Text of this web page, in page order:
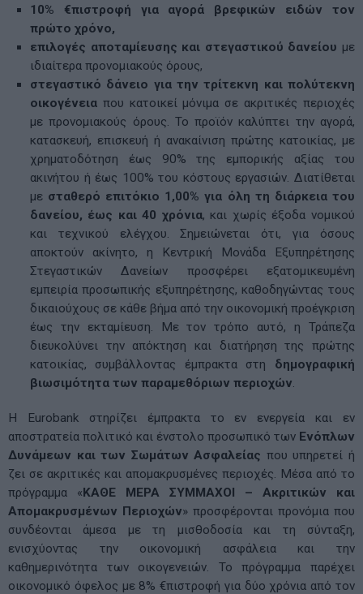
10% €πιστροφή για αγορά βρεφικών ειδών τον
πρώτο χρόνο,
επιλογές αποταμίευσης και στεγαστικού δανείου με
ιδιαίτερα προνομιακούς όρους,
στεγαστικό δάνειο για την τρίτεκνη και πολύτεκνη
οικογένειαπου κατοικεί μόνιμα σε ακριτικές περιοχές
με προνομιακούς όρους. Το προϊόν καλύπτει την αγορά,
κατασκευή, επισκευή ή ανακαίνιση πρώτης κατοικίας, με
χρηματοδότηση έως 90% της εμπορικής αξίας του
ακινήτου ή έως 100% του κόστους εργασιών. Διατίθεται
με σταθερό επιτόκιο 1,00% για όλη τη διάρκεια του
δανείου, έως και 40 χρόνια, και χωρίς έξοδα νομικού
και τεχνικού ελέγχου. Σημειώνεται ότι, για όσους
αποκτούν ακίνητο, η Κεντρική Μονάδα Εξυπηρέτησης
Στεγαστικών Δανείων προσφέρει εξατομικευμένη
εμπειρία προσωπικής εξυπηρέτησης, καθοδηγώντας τους
δικαιούχους σε κάθε βήμα από την οικονομική προέγκριση
έως την εκταμίευση. Με τον τρόπο αυτό, η Τράπεζα
διευκολύνει την απόκτηση και διατήρηση της πρώτης
κατοικίας, συμβάλλοντας έμπρακτα στη δημογραφική
βιωσιμότητα των παραμεθόριων περιοχών.
Η Eurobank στηρίζει έμπρακτα το εν ενεργεία και εν
αποστρατεία πολιτικό και ένστολο προσωπικό των Ενόπλων
Δυνάμεων και των Σωμάτων Ασφαλείας που υπηρετεί ή
ζει σε ακριτικές και απομακρυσμένες περιοχές. Μέσα από το
πρόγραμμα «ΚΑΘΕ ΜΕΡΑ ΣΥΜΜΑΧΟΙ – Ακριτικών και
Απομακρυσμένων Περιοχών» προσφέρονται προνόμια που
συνδέονται άμεσα με τη μισθοδοσία και τη σύνταξη,
ενισχύοντας την οικονομική ασφάλεια και την
καθημερινότητα των οικογενειών. Το πρόγραμμα παρέχει
οικονομικό όφελος με 8% €πιστροφή για δύο χρόνια από τον